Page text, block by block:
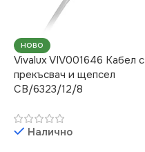
НОВО
Vivalux VIV001646 Кабел с
прекъсвач и щепсел
CB/6323/12/8
Налично